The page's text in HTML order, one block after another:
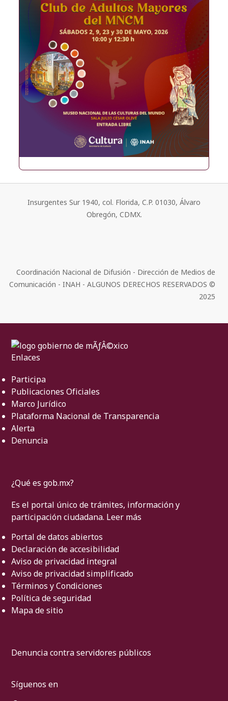
Insurgentes Sur 1940, col. Florida, C.P. 01030, Álvaro
Obregón, CDMX.
Coordinación Nacional de Difusión - Dirección de Medios de
Comunicación - INAH - ALGUNOS DERECHOS RESERVADOS ©
2025
Enlaces
Participa
Publicaciones Oficiales
Marco Jurídico
Plataforma Nacional de Transparencia
Alerta
Denuncia
¿Qué es gob.mx?
Es el portal único de trámites, información y
participación ciudadana. Leer más
Portal de datos abiertos
Declaración de accesibilidad
Aviso de privacidad integral
Aviso de privacidad simplificado
Términos y Condiciones
Política de seguridad
Mapa de sitio
Denuncia contra servidores públicos
Síguenos en